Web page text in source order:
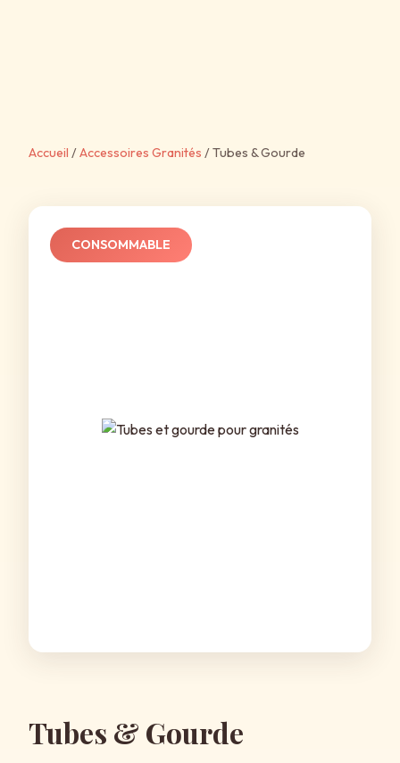
Accueil /Accessoires Granités /Tubes & Gourde
CONSOMMABLE
Tubes & Gourde